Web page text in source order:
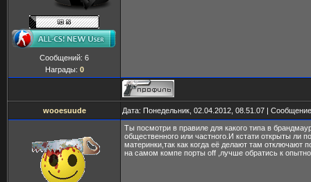
Сообщений: 6
Награды: 0
wooesuude Дата: Понедельник, 02.04.2012, 08.51.07 |
Ты посмотри в правиле для какого типа в
общественного или частного.И кстати открыты ли
материнки,так как когда её делают там отключают
на самом компе порты off ,лучше обратись к